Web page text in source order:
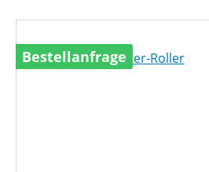
Bestellanfrage